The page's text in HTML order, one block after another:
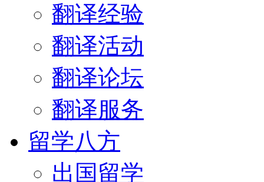
翻译经验
翻译活动
翻译论坛
翻译服务
留学八方
出国留学